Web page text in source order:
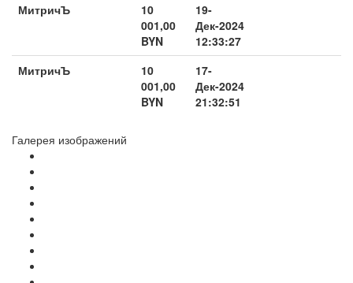
МитричЪ
10
001,00
BYN
19-
Дек-2024
12:33:27
МитричЪ
10
001,00
BYN
17-
Дек-2024
21:32:51
Галерея изображений